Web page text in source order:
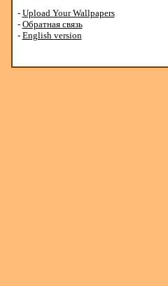
- Upload Your Wallpapers
- Обратная связь
- English version